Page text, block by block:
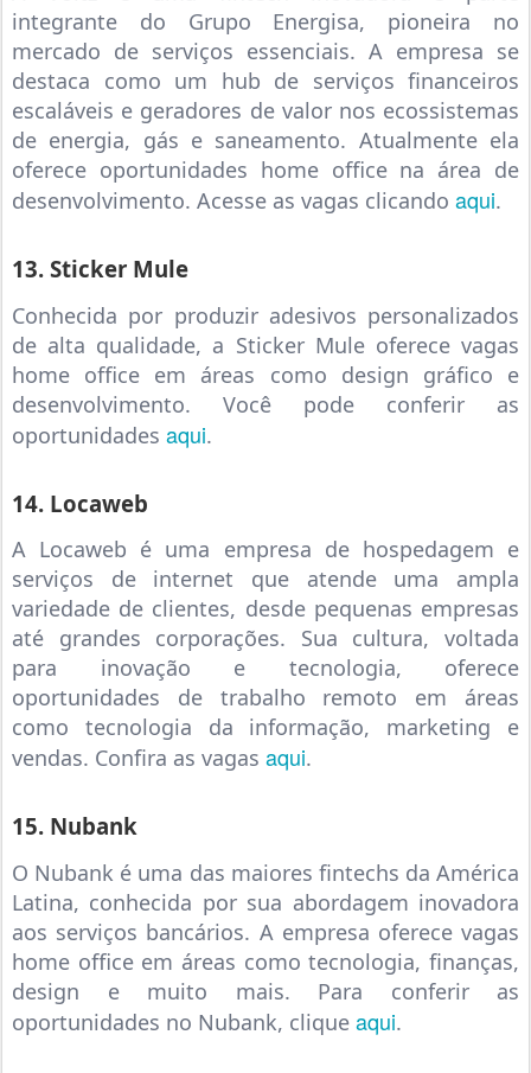
integrante do Grupo Energisa, pioneira no
mercado de serviços essenciais. A empresa se
destaca como um hub de serviços financeiros
escaláveis e geradores de valor nos ecossistemas
de energia, gás e saneamento. Atualmente ela
oferece oportunidades home office na área de
desenvolvimento. Acesse as vagas clicando aqui.
13. Sticker Mule
Conhecida por produzir adesivos personalizados
de alta qualidade, a Sticker Mule oferece vagas
home office em áreas como design gráfico e
desenvolvimento. Você pode conferir as
oportunidades aqui.
14. Locaweb
A Locaweb é uma empresa de hospedagem e
serviços de internet que atende uma ampla
variedade de clientes, desde pequenas empresas
até grandes corporações. Sua cultura, voltada
para inovação e tecnologia, oferece
oportunidades de trabalho remoto em áreas
como tecnologia da informação, marketing e
vendas. Confira as vagas aqui.
15. Nubank
O Nubank é uma das maiores fintechs da América
Latina, conhecida por sua abordagem inovadora
aos serviços bancários. A empresa oferece vagas
home office em áreas como tecnologia, finanças,
design e muito mais. Para conferir as
oportunidades no Nubank, clique aqui.